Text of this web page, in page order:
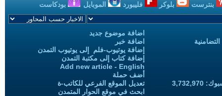
بنترست بلوكر فليبورد الموبايل بودكاست
اضافة موضوع جديد
اضافة خبر
إضافة يوتيوب-فلم إلى يوتيوب التمدن
إضافة كتاب إلى مكتبة التمدن
Add new article - English
أضف حملة
تعديل الموقع الفرعي للكاتب-ة
ابحث في موقع الحوار المتمدن